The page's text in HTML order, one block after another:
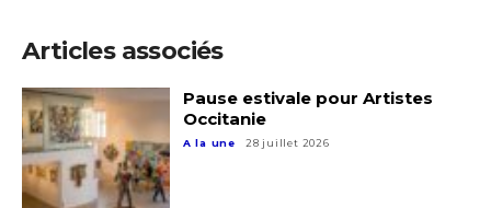
Articles associés
Pause estivale pour Artistes
Occitanie
A la une 28 juillet 2026